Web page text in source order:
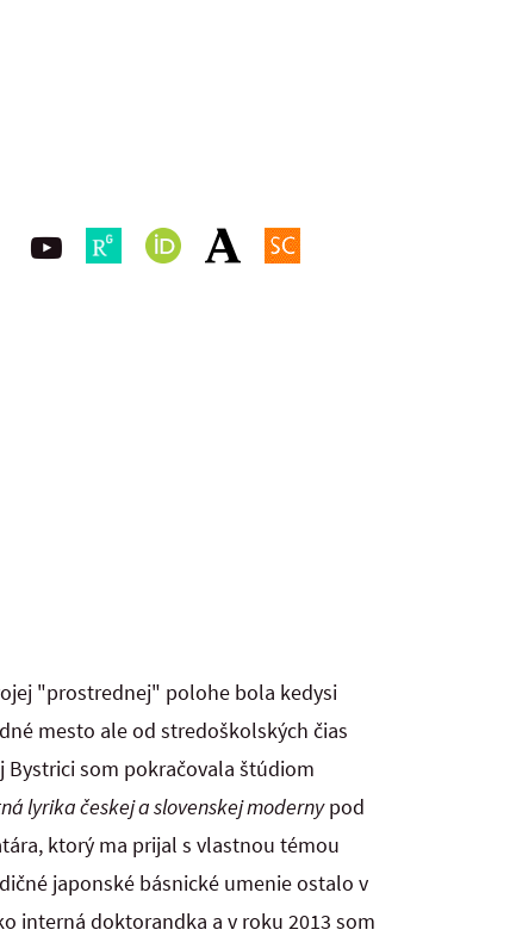
"prostrednej" polohe bola kedysi
mesto ale od stredoškolských čias
Bystrici som pokračovala štúdiom
lyrika českej a slovenskej modernypod
ktorý ma prijal s vlastnou témou
japonské básnické umenie ostalo v
interná doktorandka a v roku 2013 som